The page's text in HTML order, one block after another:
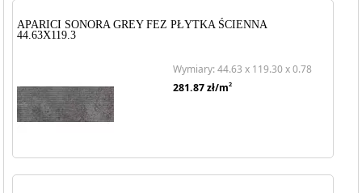
APARICI SONORA GREY FEZ PŁYTKA ŚCIENNA
44.63X119.3
Wymiary: 44.63 x 119.30 x 0.78
281.87zł/m2